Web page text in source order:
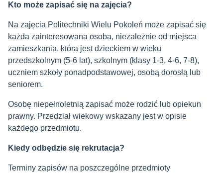
Kto może zapisać się na zajęcia?
Na zajęcia Politechniki Wielu Pokoleń może zapisać się
każda zainteresowana osoba, niezależnie od miejsca
zamieszkania, która jest dzieckiem w wieku
przedszkolnym (5-6 lat), szkolnym (klasy 1-3, 4-6, 7-8),
uczniem szkoły ponadpodstawowej, osobą dorosłą lub
seniorem.
Osobę niepełnoletnią zapisać może rodzić lub opiekun
prawny. Przedział wiekowy wskazany jest w opisie
każdego przedmiotu.
Kiedy odbędzie się rekrutacja?
Terminy zapisów na poszczególne przedmioty